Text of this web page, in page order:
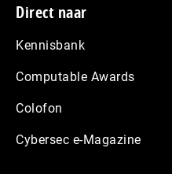
Footer
Direct naar
Kennisbank
Computable Awards
Colofon
Cybersec e-Magazine